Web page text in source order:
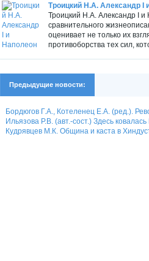
Троицкий Н.А. Александр I
Троицкий Н.А. Александр I
сравнительного
оценивает не только их
противоборства тех сил,
Предыдущие новости:
Бордюгов Г.А., Котеленец Е.А. (ред.).
Ильязова Р.В. (авт.-сост.) Здесь
Кудрявцев М.К. Община и каста в